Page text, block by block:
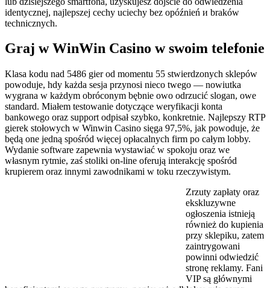
identycznej, najlepszej cechy uciechy bez opóźnień и braków
technicznych.
Graj w WinWin Casino w swoim telefonie
Klasa kodu nad 5486 gier od momentu 55 stwierdzonych sklepów
powoduje, hdy każda sesja przynosi nieco twego — nowiutka
wygrana w każdym obróconym bębnie owo odrzucić slogan, owe
standard. Miałem testowanie dotyczące weryfikacji konta
bankowego oraz support odpisał szybko, konkretnie. Najlepszy RTP
gierek stołowych w Winwin Casino sięga 97,5%, jak powoduje, że
będą one jedną spośród więcej opłacalnych firm po całym lobby.
Wydanie software zapewnia wystawiać w spokoju oraz we
własnym rytmie, zaś stoliki on-line oferują interakcję spośród
krupierem oraz innymi zawodnikami w toku rzeczywistym.
Zrzuty zapłaty oraz
ekskluzywne
ogłoszenia istnieją
również do kupienia
przy sklepiku, zatem
zaintrygowani
powinni odwiedzić
stronę reklamy. Fani
VIP są głównymi